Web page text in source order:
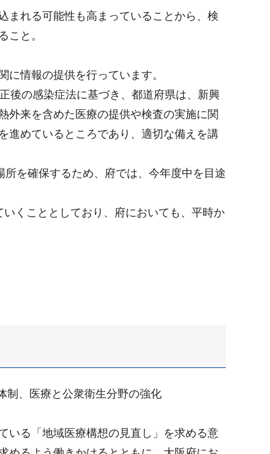
まれる可能性も高まっていることから、検
こと。
情報の提供を行っています。
後の感染症法に基づき、都道府県は、新興
外来を含めた医療の提供や検査の実施に関
進めているところであり、適切な備えを講
を確保するため、府では、今年度中を目途
くこととしており、府においても、平時か
制、医療と公衆衛生分野の強化
いる「地域医療構想の見直し」を求める意